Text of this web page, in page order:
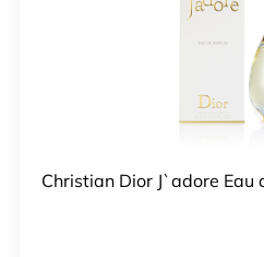
Christian Dior J`adore Eau